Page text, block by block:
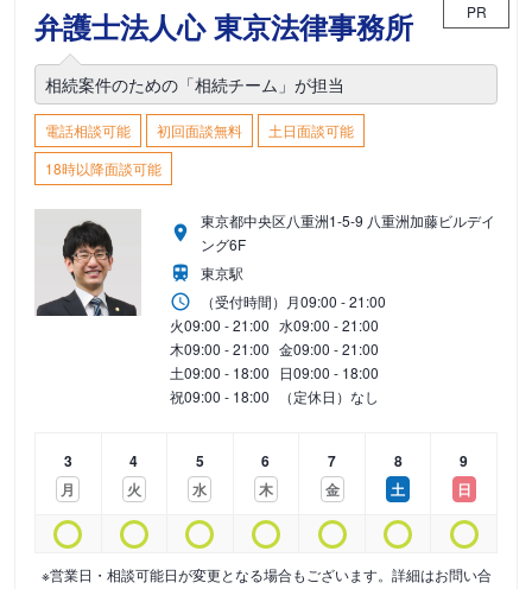
弁護士法人心 東京法律事務所 PR
相続案件のための「相続チーム」が担当
電話相談可能 初回面談無料
土日面談可能
18時以降面談可能
東京都中央区八重洲1-5-9 八重洲加藤ビルデイ
ング6F
東京駅
（受付時間） 月09:00 - 21:00
火09:00 - 21:00 水09:00 - 21:00
木09:00 - 21:00 金09:00 - 21:00
土09:00 - 18:00 日09:00 - 18:00
祝09:00 - 18:00 （定休日）なし
3
月
4
火
5
水
6
木
7
金
8
土
9
日
※営業日・相談可能日が変更となる場合もございます。詳細はお問い合